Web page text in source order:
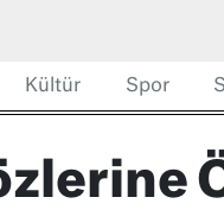
Kültür Spor